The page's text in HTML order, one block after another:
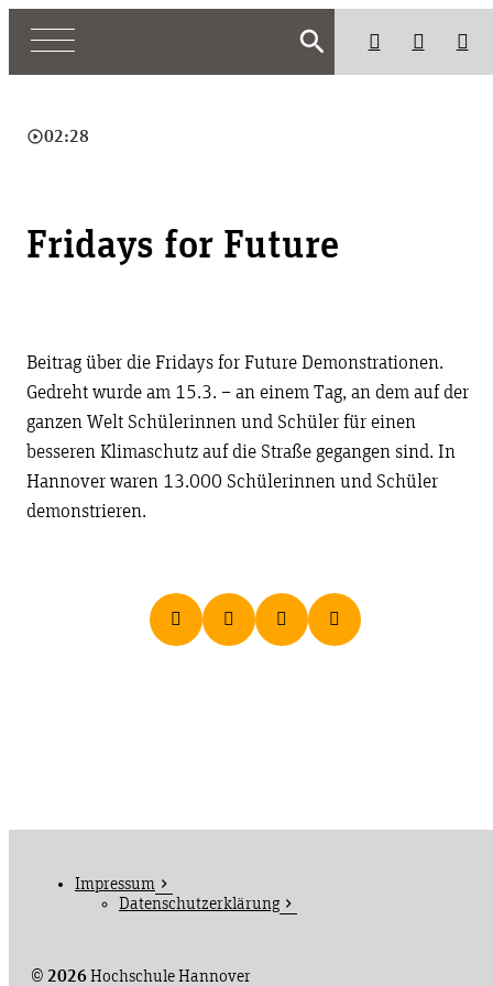
search
play_circle_outline02:28
Fridays for Future
Beitrag über die Fridays for Future Demonstrationen.
Gedreht wurde am 15.3. – an einem Tag, an dem auf der
ganzen Welt Schülerinnen und Schüler für einen
besseren Klimaschutz auf die Straße gegangen sind. In
Hannover waren 13.000 Schülerinnen und Schüler
demonstrieren.
© 2026Hochschule Hannover
Impressum
Datenschutzerklärung